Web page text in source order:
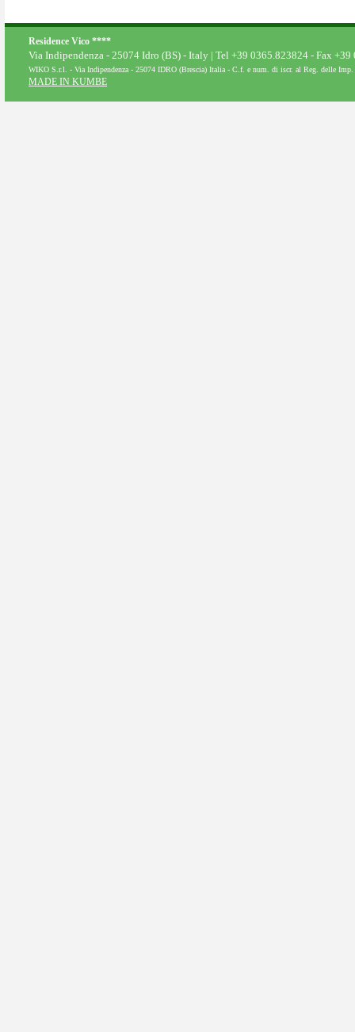
Residence Vico ****
Via Indipendenza - 25074 Idro (BS) - Italy | Tel +39 0365.823824 - Fax
WIKO S.r.l. - Via Indipendenza - 25074 IDRO (Brescia) Italia - C.f. e num. di iscr. al Reg. delle
MADE IN KUMBE